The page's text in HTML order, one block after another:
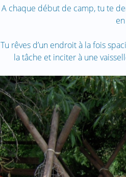
A chaque début de camp, tu te
Tu rêves d’un endroit à la fois
la tâche et inciter à une